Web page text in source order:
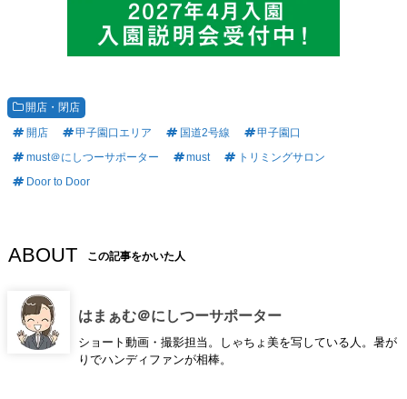
開店・閉店
開店
甲子園口エリア 国道2号線
甲子園口
must＠にしつーサポーター
must
トリミングサロン
Door to Door
ABOUT この記事をかいた人
はまぁむ＠にしつーサポーター
ショート動画・撮影担当。しゃちょ美を写している人。暑が
りでハンディファンが相棒。